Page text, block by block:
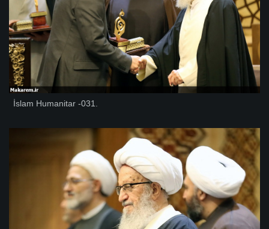
İslam Humanitar -031.